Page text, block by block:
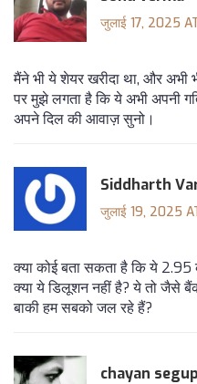
जुलाई 17, 2025
मैंने भी ये शेयर खरीदा था, और अभी
पर मुझे लगता है कि ये अभी अपनी
अपने दिल की आवाज़ सुनो।
Siddharth
जुलाई 19, 2025
क्या कोई बता सकता है कि ये
क्या ये डिलूशन नहीं है? ये तो जैसे
बाकी हम सबको जल रहे हैं?
chayan